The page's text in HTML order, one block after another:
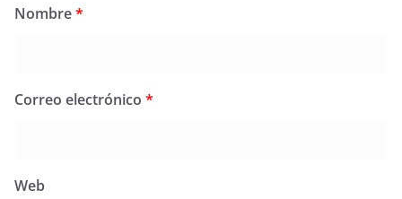
Nombre*
Correo electrónico *
Web